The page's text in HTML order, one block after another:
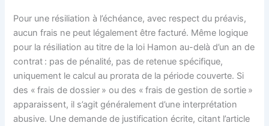
Pour une résiliation à l’échéance, avec respect du préavis,
aucun frais ne peut légalement être facturé. Même logique
pour la résiliation au titre de la loi Hamon au-delà d’un an de
contrat : pas de pénalité, pas de retenue spécifique,
uniquement le calcul au prorata de la période couverte. Si
des « frais de dossier » ou des « frais de gestion de sortie »
apparaissent, il s’agit généralement d’une interprétation
abusive. Une demande de justification écrite, citant l’article